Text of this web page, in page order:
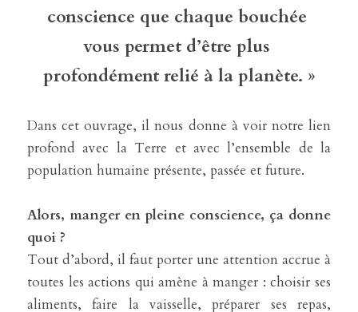
conscience que chaque bouchée
vous permet d’être plus
profondément relié à la planète. »
Dans cet ouvrage, il nous donne à voir notre lien
profond avec la Terre et avec l’ensemble de la
population humaine présente, passée et future.
Alors, manger en pleine conscience, ça donne
quoi ?
Tout d’abord, il faut porter une attention accrue à
toutes les actions qui amène à manger : choisir ses
aliments, faire la vaisselle, préparer ses repas,